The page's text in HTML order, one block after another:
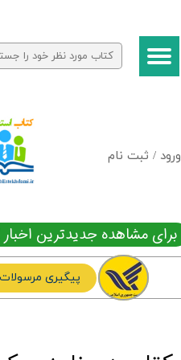
ورود / ثبت نام
حساب کاربری من
تغییر گذر واژه
برای مشاهده جدیدترین
پیگیری